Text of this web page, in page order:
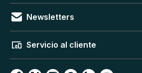
Newsletters
Servicio al cliente